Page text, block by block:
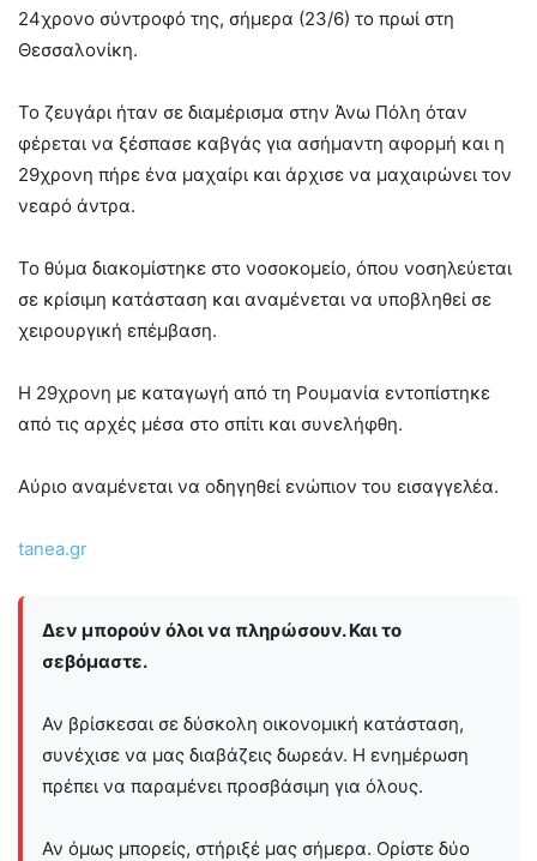
24χρονο σύντροφό της, σήμερα (23/6) το πρωί στη
Θεσσαλονίκη.
Το ζευγάρι ήταν σε διαμέρισμα στην Άνω Πόλη όταν
φέρεται να ξέσπασε καβγάς για ασήμαντη αφορμή και η
29χρονη πήρε ένα μαχαίρι και άρχισε να μαχαιρώνει τον
νεαρό άντρα.
Το θύμα διακομίστηκε στο νοσοκομείο, όπου νοσηλεύεται
σε κρίσιμη κατάσταση και αναμένεται να υποβληθεί σε
χειρουργική επέμβαση.
Η 29χρονη με καταγωγή από τη Ρουμανία εντοπίστηκε
από τις αρχές μέσα στο σπίτι και συνελήφθη.
Αύριο αναμένεται να οδηγηθεί ενώπιον του εισαγγελέα.
tanea.gr
Δεν μπορούν όλοι να πληρώσουν. Και το
σεβόμαστε.
Αν βρίσκεσαι σε δύσκολη οικονομική κατάσταση,
συνέχισε να μας διαβάζεις δωρεάν. Η ενημέρωση
πρέπει να παραμένει προσβάσιμη για όλους.
Αν όμως μπορείς, στήριξέ μας σήμερα. Ορίστε δύο